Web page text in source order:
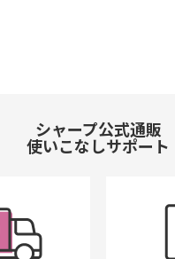
シャープ公式通販
使いこなしサポート